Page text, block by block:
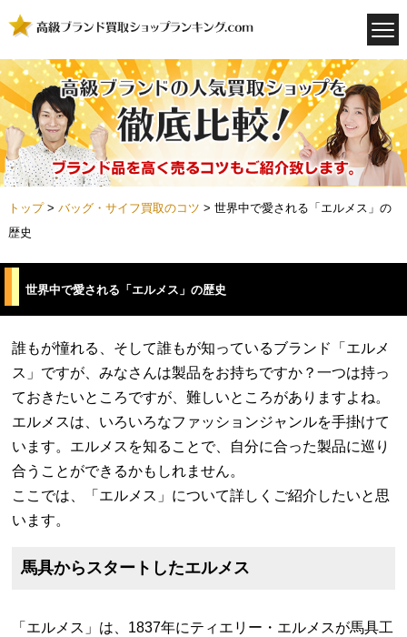
トップ> バッグ・サイフ買取のコツ > 世界中で愛される「エルメス」の
歴史
世界中で愛される「エルメス」の歴史
誰もが憧れる、そして誰もが知っているブランド「エルメ
ス」ですが、みなさんは製品をお持ちですか？一つは持っ
ておきたいところですが、難しいところがありますよね。
エルメスは、いろいろなファッションジャンルを手掛けて
います。エルメスを知ることで、自分に合った製品に巡り
合うことができるかもしれません。
ここでは、「エルメス」について詳しくご紹介したいと思
います。
馬具からスタートしたエルメス
「エルメス」は、1837年にティエリー・エルメスが馬具工